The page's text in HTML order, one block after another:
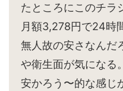
たところにこのチラ
月額3,278円で24時
無人故の安さなんだ
や衛生面が気になる
安かろう〜的な感じ